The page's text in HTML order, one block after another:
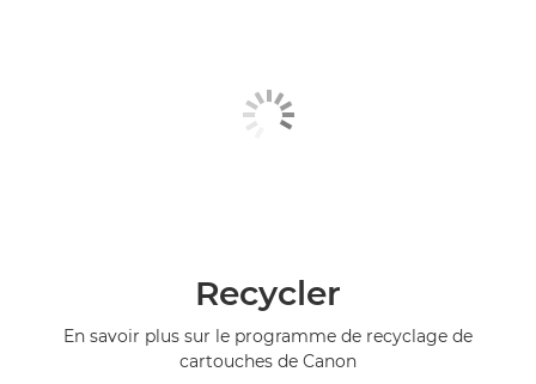
Recycler
En savoir plus sur le programme de recyclage de
cartouches de Canon